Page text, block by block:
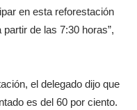
en esta reforestación
de las 7:30 horas”,
el delegado dijo que
es del 60 por ciento.